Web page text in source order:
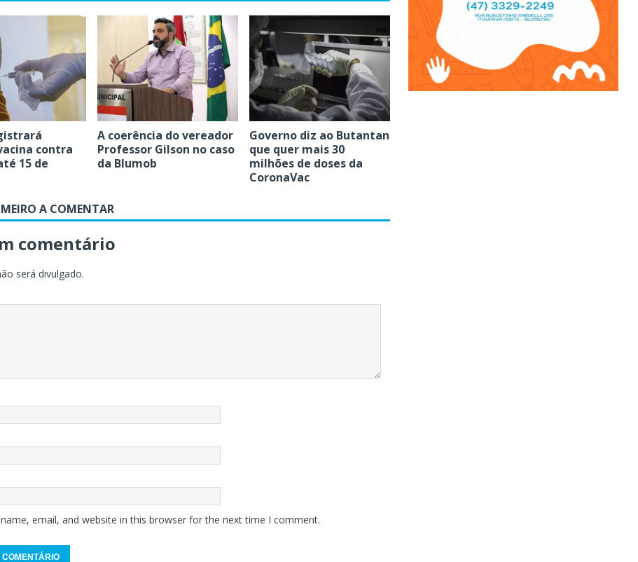
contra
15 de
A coerência do vereador
Professor Gilson no caso
da Blumob
Governo diz ao Butantan
que quer mais 30
milhões de doses da
CoronaVac
A COMENTAR
comentário
será divulgado.
email, and website in this browser for the next time I comment.